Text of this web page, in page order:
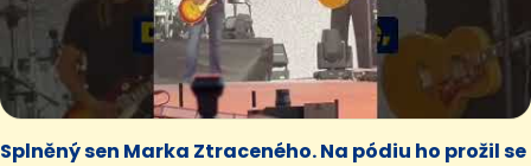
Splněný sen Marka Ztraceného. Na pódiu ho prožil se